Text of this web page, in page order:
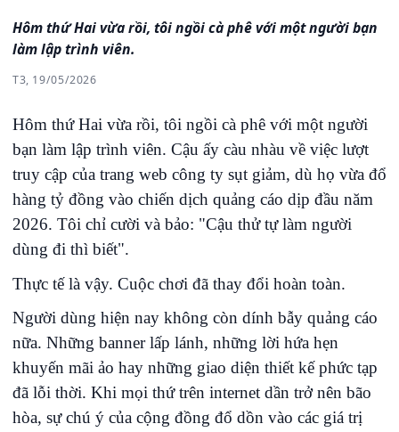
Hôm thứ Hai vừa rồi, tôi ngồi cà phê với một người bạn
làm lập trình viên.
T3, 19/05/2026
Hôm thứ Hai vừa rồi, tôi ngồi cà phê với một người
bạn làm lập trình viên. Cậu ấy càu nhàu về việc lượt
truy cập của trang web công ty sụt giảm, dù họ vừa đổ
hàng tỷ đồng vào chiến dịch quảng cáo dịp đầu năm
2026. Tôi chỉ cười và bảo: "Cậu thử tự làm người
dùng đi thì biết".
Thực tế là vậy. Cuộc chơi đã thay đổi hoàn toàn.
Người dùng hiện nay không còn dính bẫy quảng cáo
nữa. Những banner lấp lánh, những lời hứa hẹn
khuyến mãi ảo hay những giao diện thiết kế phức tạp
đã lỗi thời. Khi mọi thứ trên internet dần trở nên bão
hòa, sự chú ý của cộng đồng đổ dồn vào các giá trị